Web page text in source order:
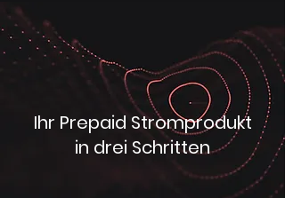
Ihr Prepaid Stromprodukt
in drei Schritten